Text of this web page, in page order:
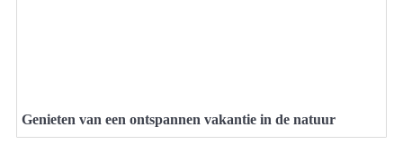
Genieten van een ontspannen vakantie in de natuur